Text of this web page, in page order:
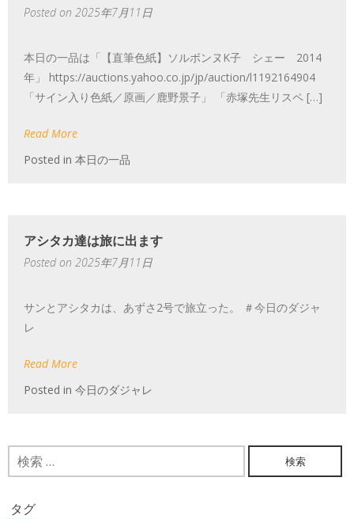
Posted on 2025年7月11日
本日の一品は「【直筆色紙】ソルボンヌK子 シェー 2014
年」 https://auctions.yahoo.co.jp/jp/auction/l1192164904
「サイン入り色紙／原画／鹿野景子」 「赤塚先生リスペ […]
Read More
Posted in 本日の一品
アシタカ達は旅に出ます
Posted on 2025年7月11日
サンとアシタカは、あずさ2号で旅立った。 ＃今日のダジャ
レ
Read More
Posted in 今日のダジャレ
検
索:
タグ